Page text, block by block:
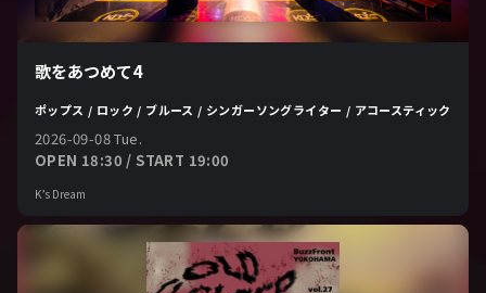
歌をあつめて4
ポップス / ロック / ブルース / シンガーソングライター / アコースティック
2026-09-08 Tue.
OPEN 18:30 / START 19:00
K’s Dream